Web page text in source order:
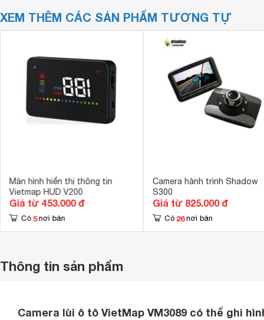
XEM THÊM CÁC SẢN PHẨM TƯƠNG TỰ
Màn hình hiển thị thông tin
Vietmap HUD V200
Giá từ 453.000 đ
Có 5 nơi bán
Camera hành trình Shadow
S300
Giá từ 825.000 đ
Có 26 nơi bán
Thông tin sản phẩm
Camera lùi ô tô VietMap VM3089 có thể ghi